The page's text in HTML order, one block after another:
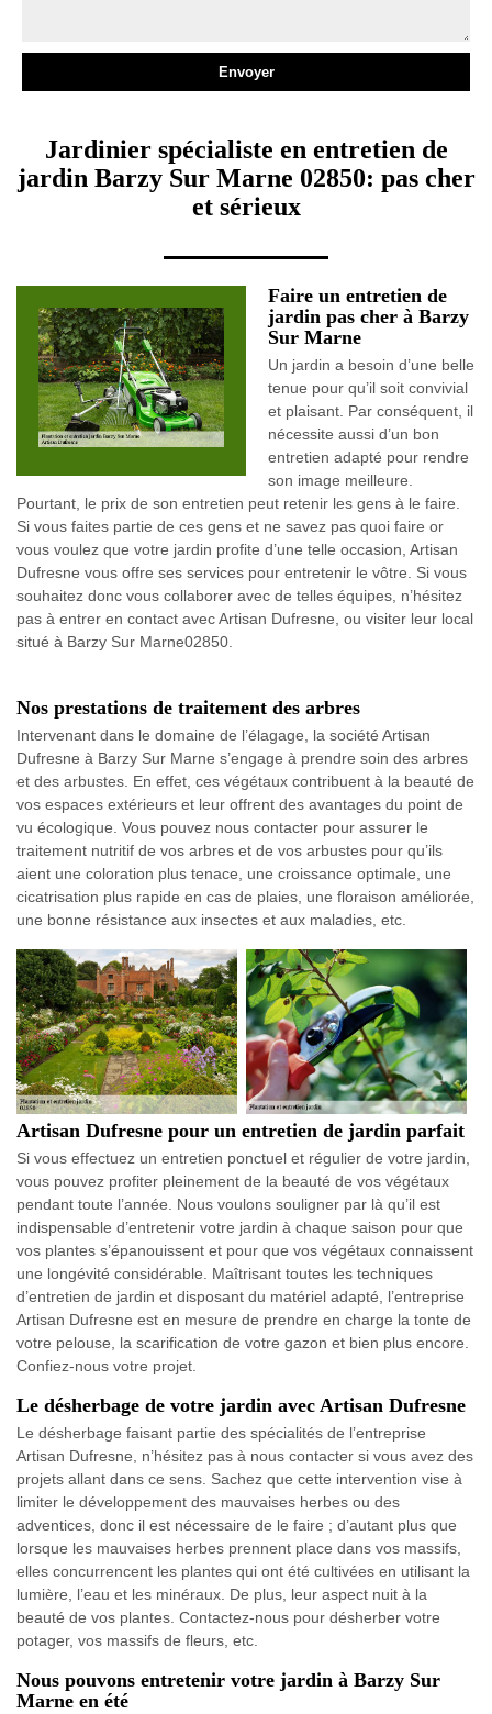
Jardinier spécialiste en entretien de
jardin Barzy Sur Marne 02850: pas cher
et sérieux
Faire un entretien de
jardin pas cher à Barzy
Sur Marne
Un jardin a besoin d’une belle
tenue pour qu’il soit convivial
et plaisant. Par conséquent, il
nécessite aussi d’un bon
entretien adapté pour rendre
son image meilleure.
Pourtant, le prix de son entretien peut retenir les gens à le faire.
Si vous faites partie de ces gens et ne savez pas quoi faire or
vous voulez que votre jardin profite d’une telle occasion, Artisan
Dufresne vous offre ses services pour entretenir le vôtre. Si vous
souhaitez donc vous collaborer avec de telles équipes, n’hésitez
pas à entrer en contact avec Artisan Dufresne, ou visiter leur local
situé à Barzy Sur Marne02850.
Nos prestations de traitement des arbres
Intervenant dans le domaine de l’élagage, la société Artisan
Dufresne à Barzy Sur Marne s’engage à prendre soin des arbres
et des arbustes. En effet, ces végétaux contribuent à la beauté de
vos espaces extérieurs et leur offrent des avantages du point de
vu écologique. Vous pouvez nous contacter pour assurer le
traitement nutritif de vos arbres et de vos arbustes pour qu’ils
aient une coloration plus tenace, une croissance optimale, une
cicatrisation plus rapide en cas de plaies, une floraison améliorée,
une bonne résistance aux insectes et aux maladies, etc.
Artisan Dufresne pour un entretien de jardin parfait
Si vous effectuez un entretien ponctuel et régulier de votre jardin,
vous pouvez profiter pleinement de la beauté de vos végétaux
pendant toute l’année. Nous voulons souligner par là qu’il est
indispensable d’entretenir votre jardin à chaque saison pour que
vos plantes s’épanouissent et pour que vos végétaux connaissent
une longévité considérable. Maîtrisant toutes les techniques
d’entretien de jardin et disposant du matériel adapté, l’entreprise
Artisan Dufresne est en mesure de prendre en charge la tonte de
votre pelouse, la scarification de votre gazon et bien plus encore.
Confiez-nous votre projet.
Le désherbage de votre jardin avec Artisan Dufresne
Le désherbage faisant partie des spécialités de l’entreprise
Artisan Dufresne, n’hésitez pas à nous contacter si vous avez des
projets allant dans ce sens. Sachez que cette intervention vise à
limiter le développement des mauvaises herbes ou des
adventices, donc il est nécessaire de le faire ; d’autant plus que
lorsque les mauvaises herbes prennent place dans vos massifs,
elles concurrencent les plantes qui ont été cultivées en utilisant la
lumière, l’eau et les minéraux. De plus, leur aspect nuit à la
beauté de vos plantes. Contactez-nous pour désherber votre
potager, vos massifs de fleurs, etc.
Nous pouvons entretenir votre jardin à Barzy Sur
Marne en été